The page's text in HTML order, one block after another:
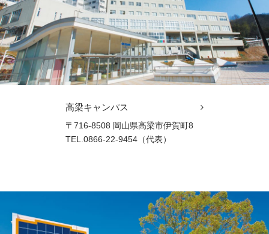
高梁キャンパス
〒716-8508 岡山県高梁市伊賀町8
TEL.0866-22-9454（代表）